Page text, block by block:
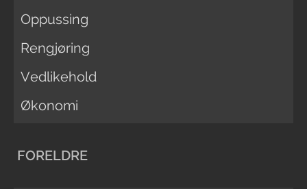
Oppussing
Rengjøring
Vedlikehold
Økonomi
FORELDRE